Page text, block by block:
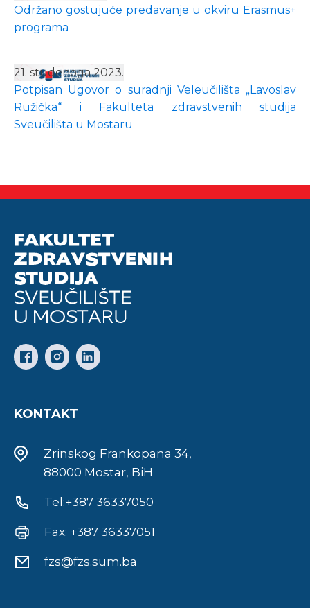
Održano gostujuće predavanje u okviru Erasmus+
programa
21. studenoga 2023.
Potpisan Ugovor o suradnji Veleučilišta „Lavoslav
Ružička“ i Fakulteta zdravstvenih studija
Sveučilišta u Mostaru
KONTAKT
Zrinskog Frankopana 34,
88000 Mostar, BiH
Tel:+387 36337050
Fax: +387 36337051
fzs@fzs.sum.ba